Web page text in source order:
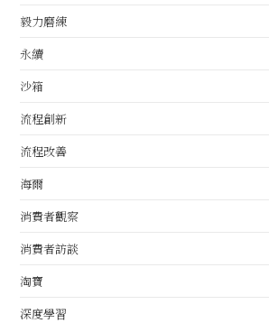
毅力磨練
永續
沙箱
流程創新
流程改善
海爾
消費者觀察
消費者訪談
淘寶
深度學習